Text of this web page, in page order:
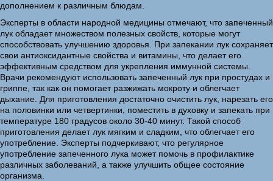
дополнением к различным блюдам.
Эксперты в области народной медицины отмечают, что запеченный
лук обладает множеством полезных свойств, которые могут
способствовать улучшению здоровья. При запекании лук сохраняет
свои антиоксидантные свойства и витамины, что делает его
эффективным средством для укрепления иммунной системы.
Врачи рекомендуют использовать запеченный лук при простудах и
гриппе, так как он помогает разжижать мокроту и облегчает
дыхание. Для приготовления достаточно очистить лук, нарезать его
на половинки или четвертинки, поместить в духовку и запекать при
температуре 180 градусов около 30-40 минут. Такой способ
приготовления делает лук мягким и сладким, что облегчает его
употребление. Эксперты подчеркивают, что регулярное
употребление запеченного лука может помочь в профилактике
различных заболеваний, а также улучшить общее состояние
организма.